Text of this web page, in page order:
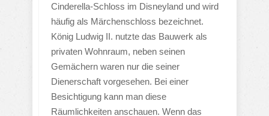
Cinderella-Schloss im Disneyland und wird
häufig als Märchenschloss bezeichnet.
König Ludwig II. nutzte das Bauwerk als
privaten Wohnraum, neben seinen
Gemächern waren nur die seiner
Dienerschaft vorgesehen. Bei einer
Besichtigung kann man diese
Räumlichkeiten anschauen. Wenn das